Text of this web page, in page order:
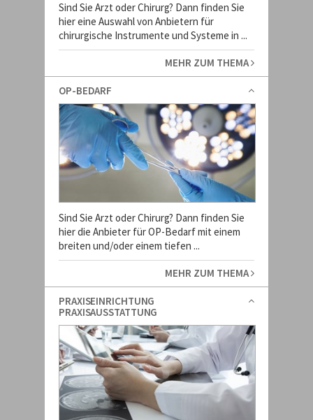
Sind Sie Arzt oder Chirurg? Dann finden Sie
hier eine Auswahl von Anbietern für
chirurgische Instrumente und Systeme in ...
MEHR ZUM THEMA
OP-BEDARF
Sind Sie Arzt oder Chirurg? Dann finden Sie
hier die Anbieter für OP-Bedarf mit einem
breiten und/oder einem tiefen ...
MEHR ZUM THEMA
PRAXISEINRICHTUNG
PRAXISAUSSTATTUNG